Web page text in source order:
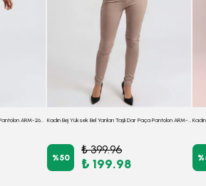
Kadın Haki Beli Lastikli Paçası Katlamalı Pantolon ARM-26K136042 Kadın Bej Yüksek Bel Yanları Taşlı Dar Paça Pantolon ARM-26K136082
%50
₺ 399.96
₺ 199.98 %